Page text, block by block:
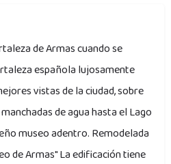
de Armas cuando se
española lujosamente
vistas de la ciudad, sobre
de agua hasta el Lago
museo adentro. Remodelada
de Armas" La edificación tiene